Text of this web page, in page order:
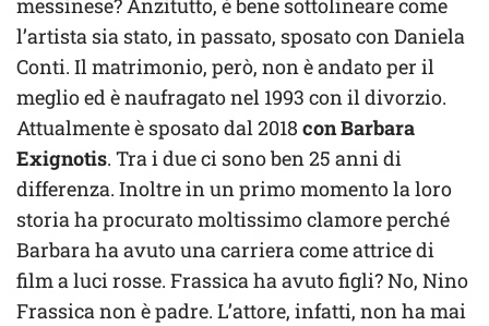
messinese? Anzitutto, è bene sottolineare come
l’artista sia stato, in passato, sposato con Daniela
Conti. Il matrimonio, però, non è andato per il
meglio ed è naufragato nel 1993 con il divorzio.
Attualmente è sposato dal 2018 con Barbara
Exignotis. Tra i due ci sono ben 25 anni di
differenza. Inoltre in un primo momento la loro
storia ha procurato moltissimo clamore perché
Barbara ha avuto una carriera come attrice di
film a luci rosse. Frassica ha avuto figli? No, Nino
Frassica non è padre. L’attore, infatti, non ha mai